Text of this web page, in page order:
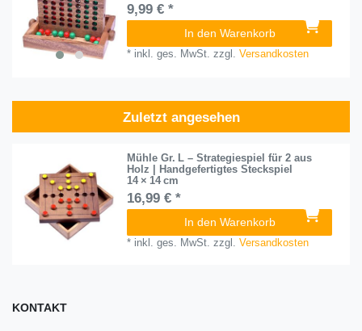
9,99 € *
In den Warenkorb
* inkl. ges. MwSt. zzgl.Versandkosten
Zuletzt angesehen
Mühle Gr. L – Strategiespiel für 2 aus
Holz | Handgefertigtes Steckspiel
14 × 14 cm
16,99 € *
In den Warenkorb
* inkl. ges. MwSt. zzgl.Versandkosten
KONTAKT